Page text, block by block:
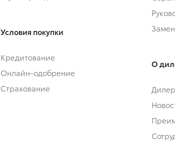
Условия покупки
Кредитование
Онлайн-одобрение
Страхование
О